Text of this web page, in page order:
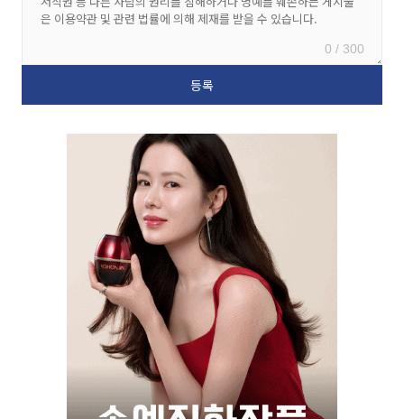
0 / 300